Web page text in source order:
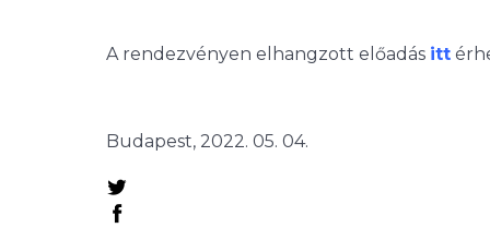
A rendezvényen elhangzott előadás itt
Budapest, 2022. 05. 04.